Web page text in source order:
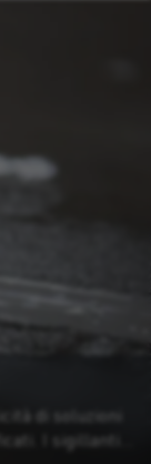
di soluzioni
I sigillanti